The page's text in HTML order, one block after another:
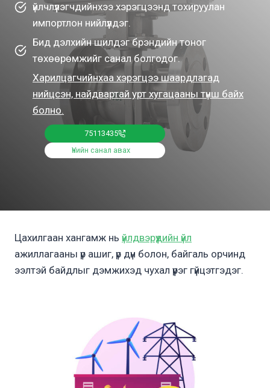
үйлчлүүлэгчдийнхээ хэрэгцээнд тохируулан
импортлон нийлүүлдэг.
Бид дэлхийн шилдэг брэндийн тоног
төхөөрөмжийг санал болгодог.
Харилцагчийнхаа хэрэгцээ шаардлагад
нийцсэн, найдвартай урт хугацааны түнш байх
болно.
75113435
Үнийн санал авах
Цахилгаан хангамж нь үйлдвэрүүдийн үйл
ажиллагааны үр ашиг, үр дүн болон, байгаль орчинд
ээлтэй байдлыг дэмжихэд чухал үүрэг гүйцэтгэдэг.